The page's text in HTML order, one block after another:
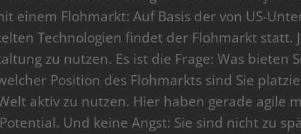
einem Flohmarkt: Auf Basis der von US-
Technologien findet der Flohmarkt statt.
zu nutzen. Es ist die Frage: Was bieten
Position des Flohmarkts sind Sie
aktiv zu nutzen. Hier haben gerade agile
Und keine Angst: Sie sind nicht zu